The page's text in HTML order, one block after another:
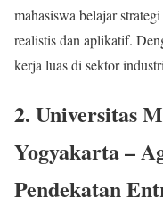
mahasiswa belajar
realistis dan aplikatif.
kerja luas di sektor
2. Universitas
Yogyakarta–
Pendekatan